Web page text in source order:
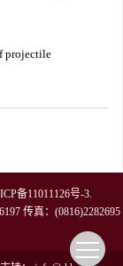
projectile
备11011126号-3.
传真：(0816)2282695